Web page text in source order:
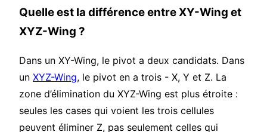
Quelle est la différence entre XY-Wing et
XYZ-Wing ?
Dans un XY-Wing, le pivot a deux candidats. Dans
un XYZ-Wing, le pivot en a trois - X, Y et Z. La
zone d’élimination du XYZ-Wing est plus étroite :
seules les cases qui voient les trois cellules
peuvent éliminer Z, pas seulement celles qui